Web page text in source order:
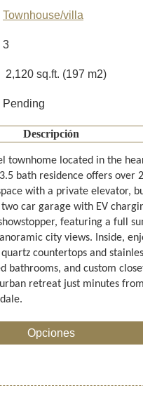
Townhouse/villa
3
2,120 sq.ft. (197 m2)
Pending
Descripción
townhome located in the
bath residence offers over
with a private elevator,
car garage with EV
featuring a full
city views. Inside,
countertops and
bathrooms, and custom
retreat just minutes from
Opciones